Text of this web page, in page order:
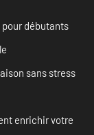
débutants
sans stress
enrichir votre